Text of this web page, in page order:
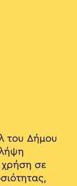
του Δήμου
χρήση σε